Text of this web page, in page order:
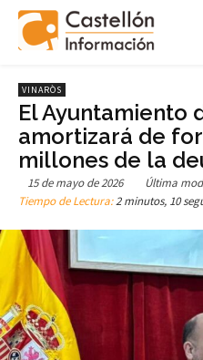
VINARÒS
El Ayuntamiento
amortizará de
millones de la
15 de mayo de 2026 Última
Tiempo de Lectura:2 minutos, 10